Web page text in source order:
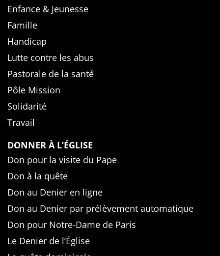
Enfance & Jeunesse
Famille
Handicap
Lutte contre les abus
Pastorale de la santé
Pôle Mission
Solidarité
Travail
DONNER À L’ÉGLISE
Don pour la visite du Pape
Don à la quête
Don au Denier en ligne
Don au Denier par prélèvement automatique
Don pour Notre-Dame de Paris
Le Denier de l’Église